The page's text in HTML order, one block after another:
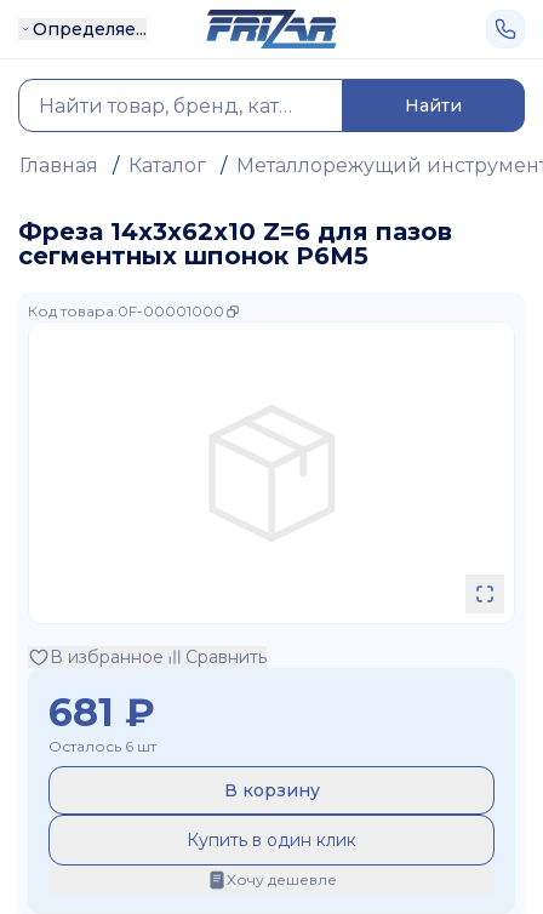
Определяе...
Найти
Главная / Каталог / Металлорежущий
Фреза 14х3х62х10 Z=6 для пазов
сегментных шпонок Р6М5
Код товара:0F-00001000
В избранное Сравнить
681 ₽
Осталось 6 шт
В корзину
Купить в один клик
Хочу дешевле